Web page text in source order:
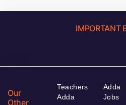
IMPORTANT
Our
Other
Teachers
Adda
Adda
Jobs